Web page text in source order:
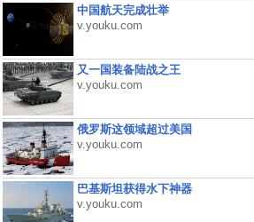
中国航天完成壮举
v.youku.com
又一国装备陆战之王
v.youku.com
俄罗斯这领域超过美国
v.youku.com
巴基斯坦获得水下神器
v.youku.com